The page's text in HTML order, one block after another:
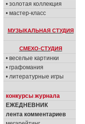
• золотая коллекция
• мастер-класс
МУЗЫКАЛЬНАЯ СТУДИЯ
СМЕХО-СТУДИЯ
• веселые картинки
• графомания
• литературные игры
конкурсы журнала
ЕЖЕДНЕВНИК
лента комментариев